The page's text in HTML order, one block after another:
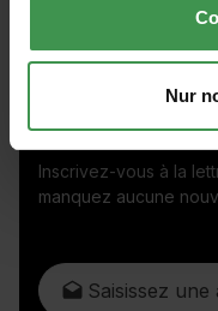
Nur
Inscrivez-vous à la
manquez aucune
Adresse e-mail*